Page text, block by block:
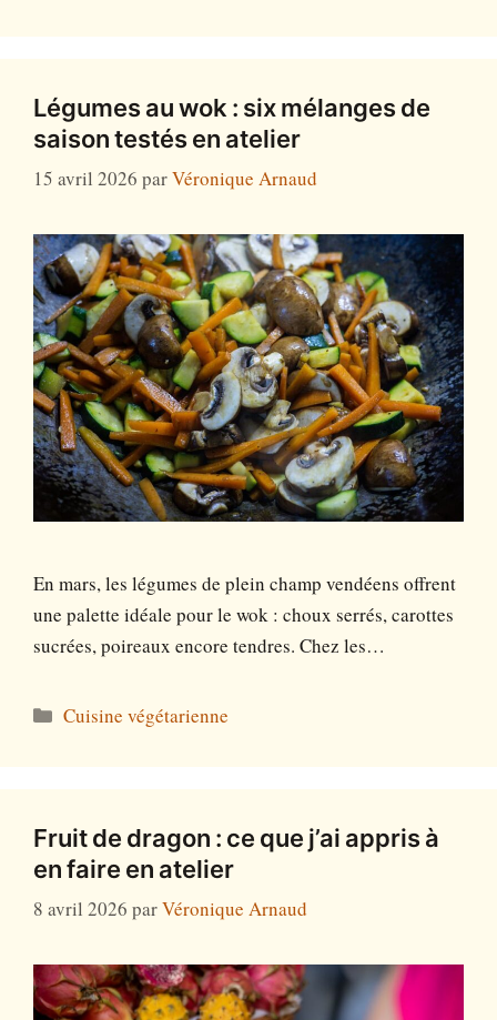
Légumes au wok : six mélanges de
saison testés en atelier
15 avril 2026 parVéronique Arnaud
En mars, les légumes de plein champ vendéens offrent
une palette idéale pour le wok : choux serrés, carottes
sucrées, poireaux encore tendres. Chez les…
Catégories
Cuisine végétarienne
Fruit de dragon : ce que j’ai appris à
en faire en atelier
8 avril 2026 parVéronique Arnaud